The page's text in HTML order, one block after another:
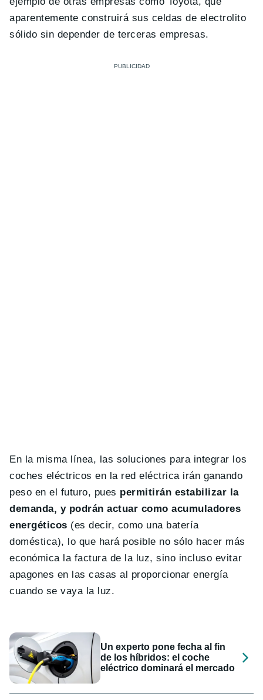
aparentemente construirá sus celdas de electrolito
sólido sin depender de terceras empresas.
En la misma línea, las soluciones para integrar los
coches eléctricos en la red eléctrica irán ganando
peso en el futuro, pues permitirán estabilizar la
demanda, y podrán actuar como acumuladores
energéticos (es decir, como una batería
doméstica), lo que hará posible no sólo hacer más
económica la factura de la luz, sino incluso evitar
apagones en las casas al proporcionar energía
cuando se vaya la luz.
Un experto pone fecha al fin
de los híbridos: el coche
eléctrico dominará el mercado